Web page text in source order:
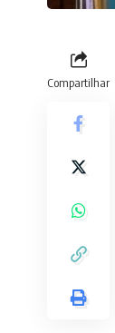
Compartilhar